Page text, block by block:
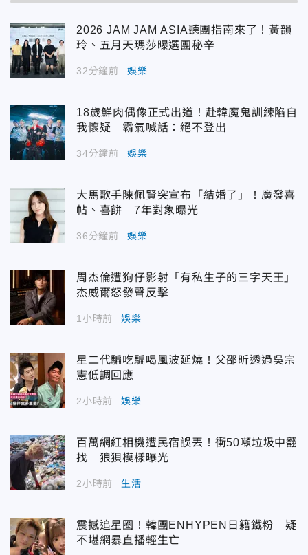
2026 JAM JAM ASIA聽團指南來了！黃韻
玲、五月天瑪莎曝選團秘辛
32分鐘前 娛樂
18歲鮮肉偶像正式出道！赴韓魔鬼訓練陷自
我懷疑 霸氣喊話：絕不登出
34分鐘前 娛樂
大馬歌手陳佩賢突宣布「結婚了」！廣發喜
帖、喜餅 7年對象曝光
36分鐘前 娛樂
周杰倫遭狗仔影射「有私生子的三字天王」
杰威爾怒發聲反擊
1小時前 娛樂
星二代騙吃騙喝風波延燒！父邵昕透過吳宗
憲低調回應
2小時前 娛樂
百萬網紅相機遭民宿誤丟！衝50噸垃圾中翻
找 狼狽模樣曝光
2小時前 生活
震撼追星圈！韓團ENHYPEN日籍鐵粉 疑
不堪網暴直播輕生亡